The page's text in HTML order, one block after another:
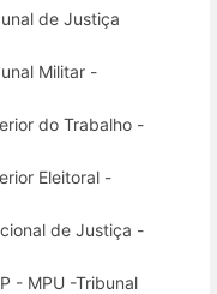
de Justiça
Militar -
do Trabalho -
Eleitoral -
de Justiça -
- MPU -Tribunal